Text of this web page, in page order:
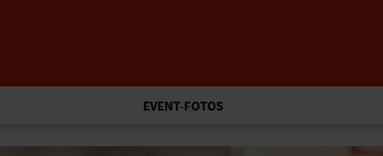
EVENT-FOTOS